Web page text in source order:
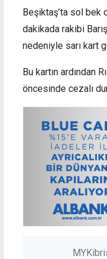
Beşiktaş’ta sol bek
dakikada rakibi
nedeniyle sarı kart
Bu kartın ardından
öncesinde cezalı